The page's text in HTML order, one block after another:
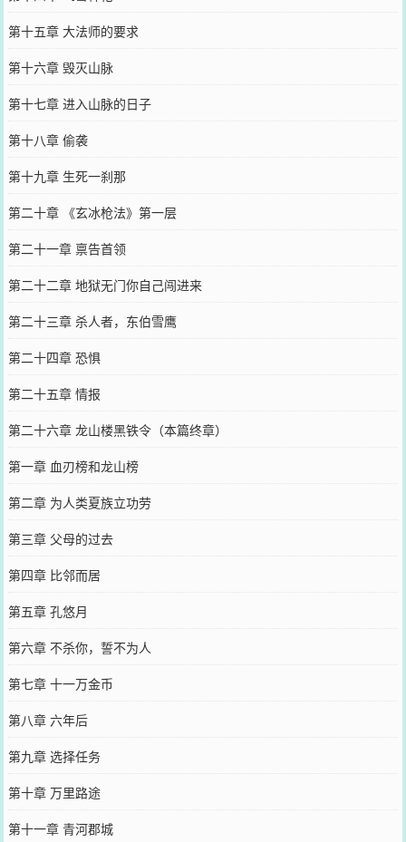
第十五章 大法师的要求
第十六章 毁灭山脉
第十七章 进入山脉的日子
第十八章 偷袭
第十九章 生死一刹那
第二十章 《玄冰枪法》第一层
第二十一章 禀告首领
第二十二章 地狱无门你自己闯进来
第二十三章 杀人者，东伯雪鹰
第二十四章 恐惧
第二十五章 情报
第二十六章 龙山楼黑铁令（本篇终章）
第一章 血刃榜和龙山榜
第二章 为人类夏族立功劳
第三章 父母的过去
第四章 比邻而居
第五章 孔悠月
第六章 不杀你，誓不为人
第七章 十一万金币
第八章 六年后
第九章 选择任务
第十章 万里路途
第十一章 青河郡城